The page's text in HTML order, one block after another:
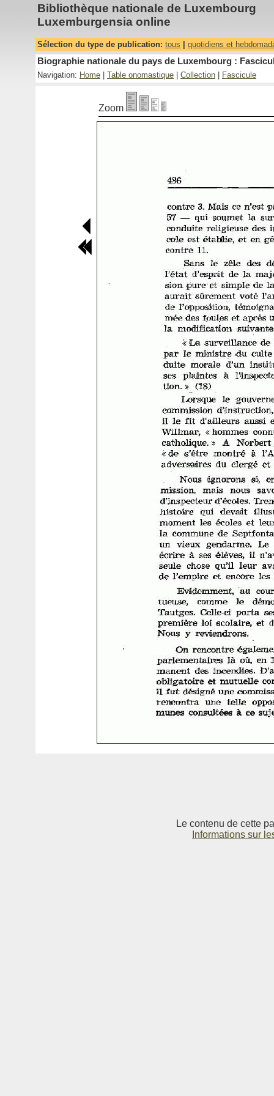
Bibliothèque nationale de Luxembourg
Luxemburgensia online
Sélection du type de publication: tous quotidiens et
Biographie nationale du pays de Luxembourg :
Navigation: Home Table onomastique Collection Fascicule
Zoom
Le contenu de cette
Informations sur